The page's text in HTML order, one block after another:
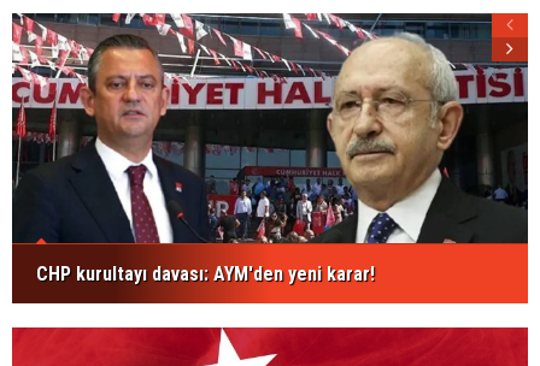
CHP kurultayı davası: AYM'den yeni karar!